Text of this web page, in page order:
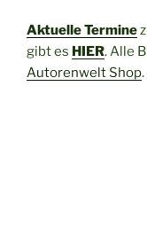
Aktuelle Termine
gibt es HIER. Alle
Autorenwelt Shop.